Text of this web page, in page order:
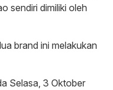
sendiri dimiliki oleh
brand ini melakukan
Selasa, 3 Oktober